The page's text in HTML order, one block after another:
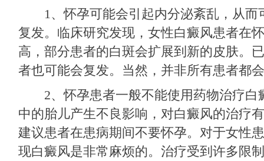
1、怀孕可能会引起内分泌紊乱，从而
复发。临床研究发现，女性白癜风患者在
高，部分患者的白斑会扩展到新的皮肤。
者也可能会复发。当然，并非所有患者都
2、怀孕患者一般不能使用药物治疗白
中的胎儿产生不良影响，对白癜风的治疗
建议患者在患病期间不要怀孕。对于女性
现白癜风是非常麻烦的。治疗受到许多限